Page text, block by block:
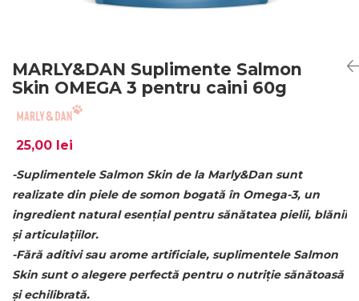
MARLY&DAN Suplimente Salmon
Skin OMEGA 3 pentru caini 60g
25,00 lei
-Suplimentele Salmon Skin de la Marly&Dan sunt
realizate din piele de somon bogată în Omega-3, un
ingredient natural esențial pentru sănătatea pielii, blănii
și articulațiilor.
-Fără aditivi sau arome artificiale, suplimentele Salmon
Skin sunt o alegere perfectă pentru o nutriție sănătoasă
și echilibrată.